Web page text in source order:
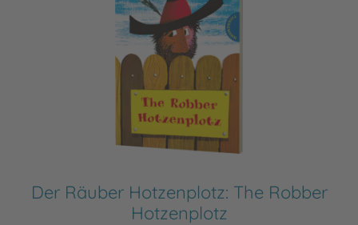
Der Räuber Hotzenplotz: The Robber
Hotzenplotz